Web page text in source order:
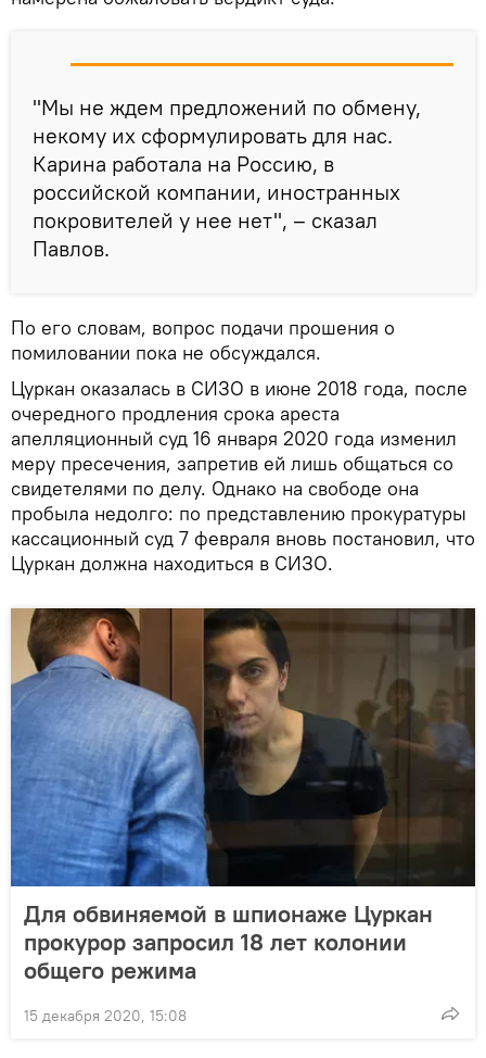
"Мы не ждем предложений по обмену,
некому их сформулировать для нас.
Карина работала на Россию, в
российской компании, иностранных
покровителей у нее нет", – сказал
Павлов.
По его словам, вопрос подачи прошения о
помиловании пока не обсуждался.
Цуркан оказалась в СИЗО в июне 2018 года, после
очередного продления срока ареста
апелляционный суд 16 января 2020 года изменил
меру пресечения, запретив ей лишь общаться со
свидетелями по делу. Однако на свободе она
пробыла недолго: по представлению прокуратуры
кассационный суд 7 февраля вновь постановил, что
Цуркан должна находиться в СИЗО.
Для обвиняемой в шпионаже Цуркан
прокурор запросил 18 лет колонии
общего режима
15 декабря 2020, 15:08